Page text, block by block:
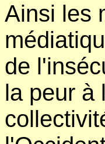
Ainsi les
de
la peur à